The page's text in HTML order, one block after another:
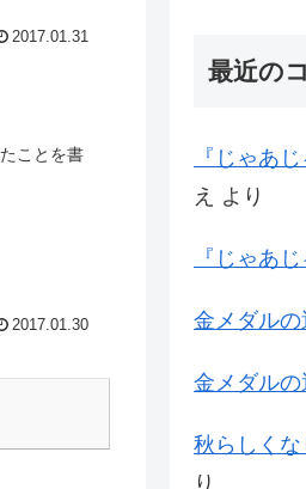
2017.01.31
ことを書
2017.01.30
最近の
『じゃあ
え
より
『じゃあ
金メダルの
金メダルの
秋らしくな
り